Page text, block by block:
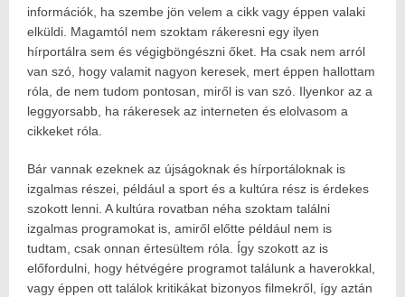
információk, ha szembe jön velem a cikk vagy éppen valaki
elküldi. Magamtól nem szoktam rákeresni egy ilyen
hírportálra sem és végigböngészni őket. Ha csak nem arról
van szó, hogy valamit nagyon keresek, mert éppen hallottam
róla, de nem tudom pontosan, miről is van szó. Ilyenkor az a
leggyorsabb, ha rákeresek az interneten és elolvasom a
cikkeket róla.
Bár vannak ezeknek az újságoknak és hírportáloknak is
izgalmas részei, például a sport és a kultúra rész is érdekes
szokott lenni. A kultúra rovatban néha szoktam találni
izgalmas programokat is, amiről előtte például nem is
tudtam, csak onnan értesültem róla. Így szokott az is
előfordulni, hogy hétvégére programot találunk a haverokkal,
vagy éppen ott találok kritikákat bizonyos filmekről, így aztán